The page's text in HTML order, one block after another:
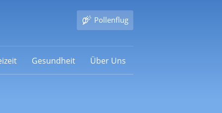
Pollenflug
Gesundheit Über Uns